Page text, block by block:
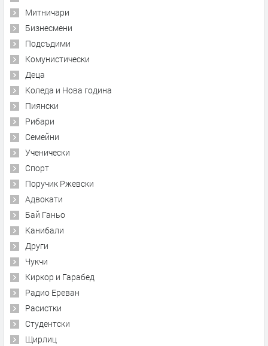
Митничари
Бизнесмени
Подсъдими
Комунистически
Деца
Коледа и Нова година
Пиянски
Рибари
Семейни
Ученически
Спорт
Поручик Ржевски
Адвокати
Бай Ганьо
Канибали
Други
Чукчи
Киркор и Гарабед
Радио Ереван
Расистки
Студентски
Щирлиц